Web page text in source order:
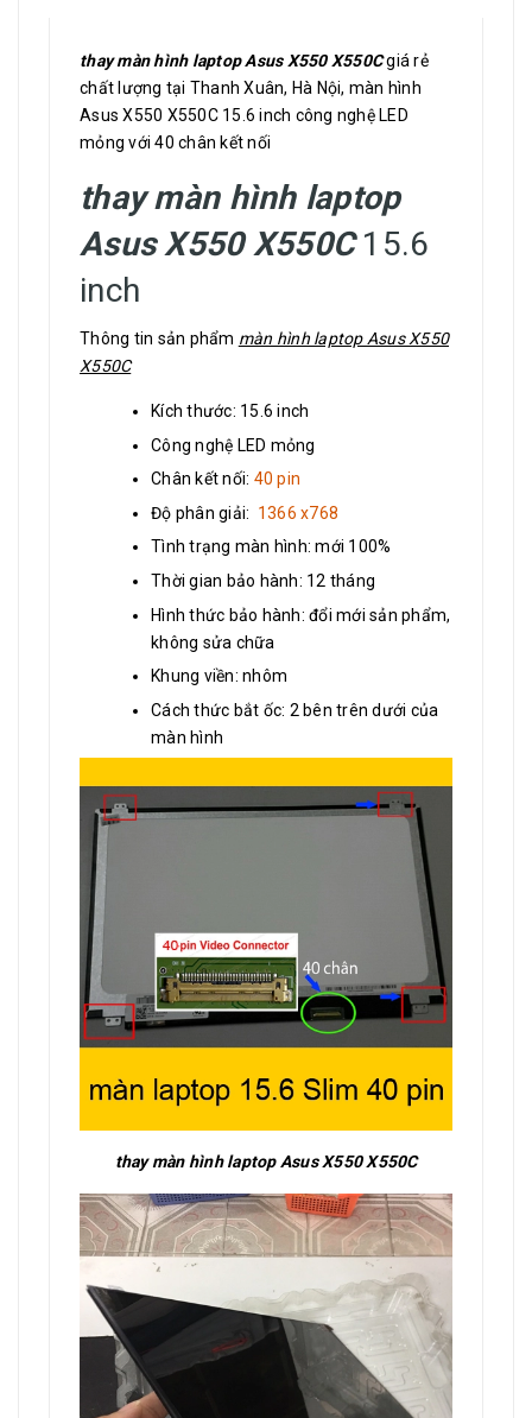
thay màn hình laptop Asus X550 X550Cgiá rẻ
chất lượng tại Thanh Xuân, Hà Nội, màn hình
Asus X550 X550C 15.6 inch công nghệ LED
mỏng với 40 chân kết nối
thay màn hình laptop
Asus X550 X550C 15.6
inch
Thông tin sản phẩm màn hình laptop Asus X550
X550C
Kích thước: 15.6 inch
Công nghệ LED mỏng
Chân kết nối: 40 pin
Độ phân giải: 1366 x768
Tình trạng màn hình: mới 100%
Thời gian bảo hành: 12 tháng
Hình thức bảo hành: đổi mới sản phẩm,
không sửa chữa
Khung viền: nhôm
Cách thức bắt ốc: 2 bên trên dưới của
màn hình
thay màn hình laptop Asus X550 X550C